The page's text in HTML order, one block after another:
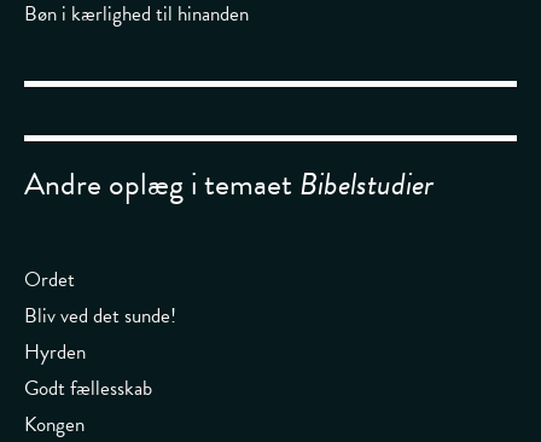
Bøn i kærlighed til hinanden
Andre oplæg i temaet Bibelstudier
Ordet
Bliv ved det sunde!
Hyrden
Godt fællesskab
Kongen